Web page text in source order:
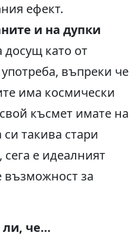
ефект.
и на дупки
досущ като от
въпреки че
има космически
късмет имате на
такива стари
е идеалният
за
ли, че…